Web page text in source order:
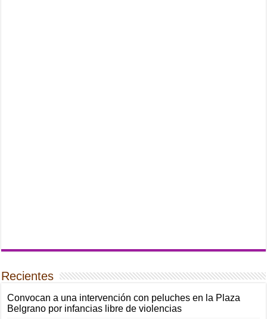
Recientes
Convocan a una intervención con peluches en la Plaza
Belgrano por infancias libre de violencias